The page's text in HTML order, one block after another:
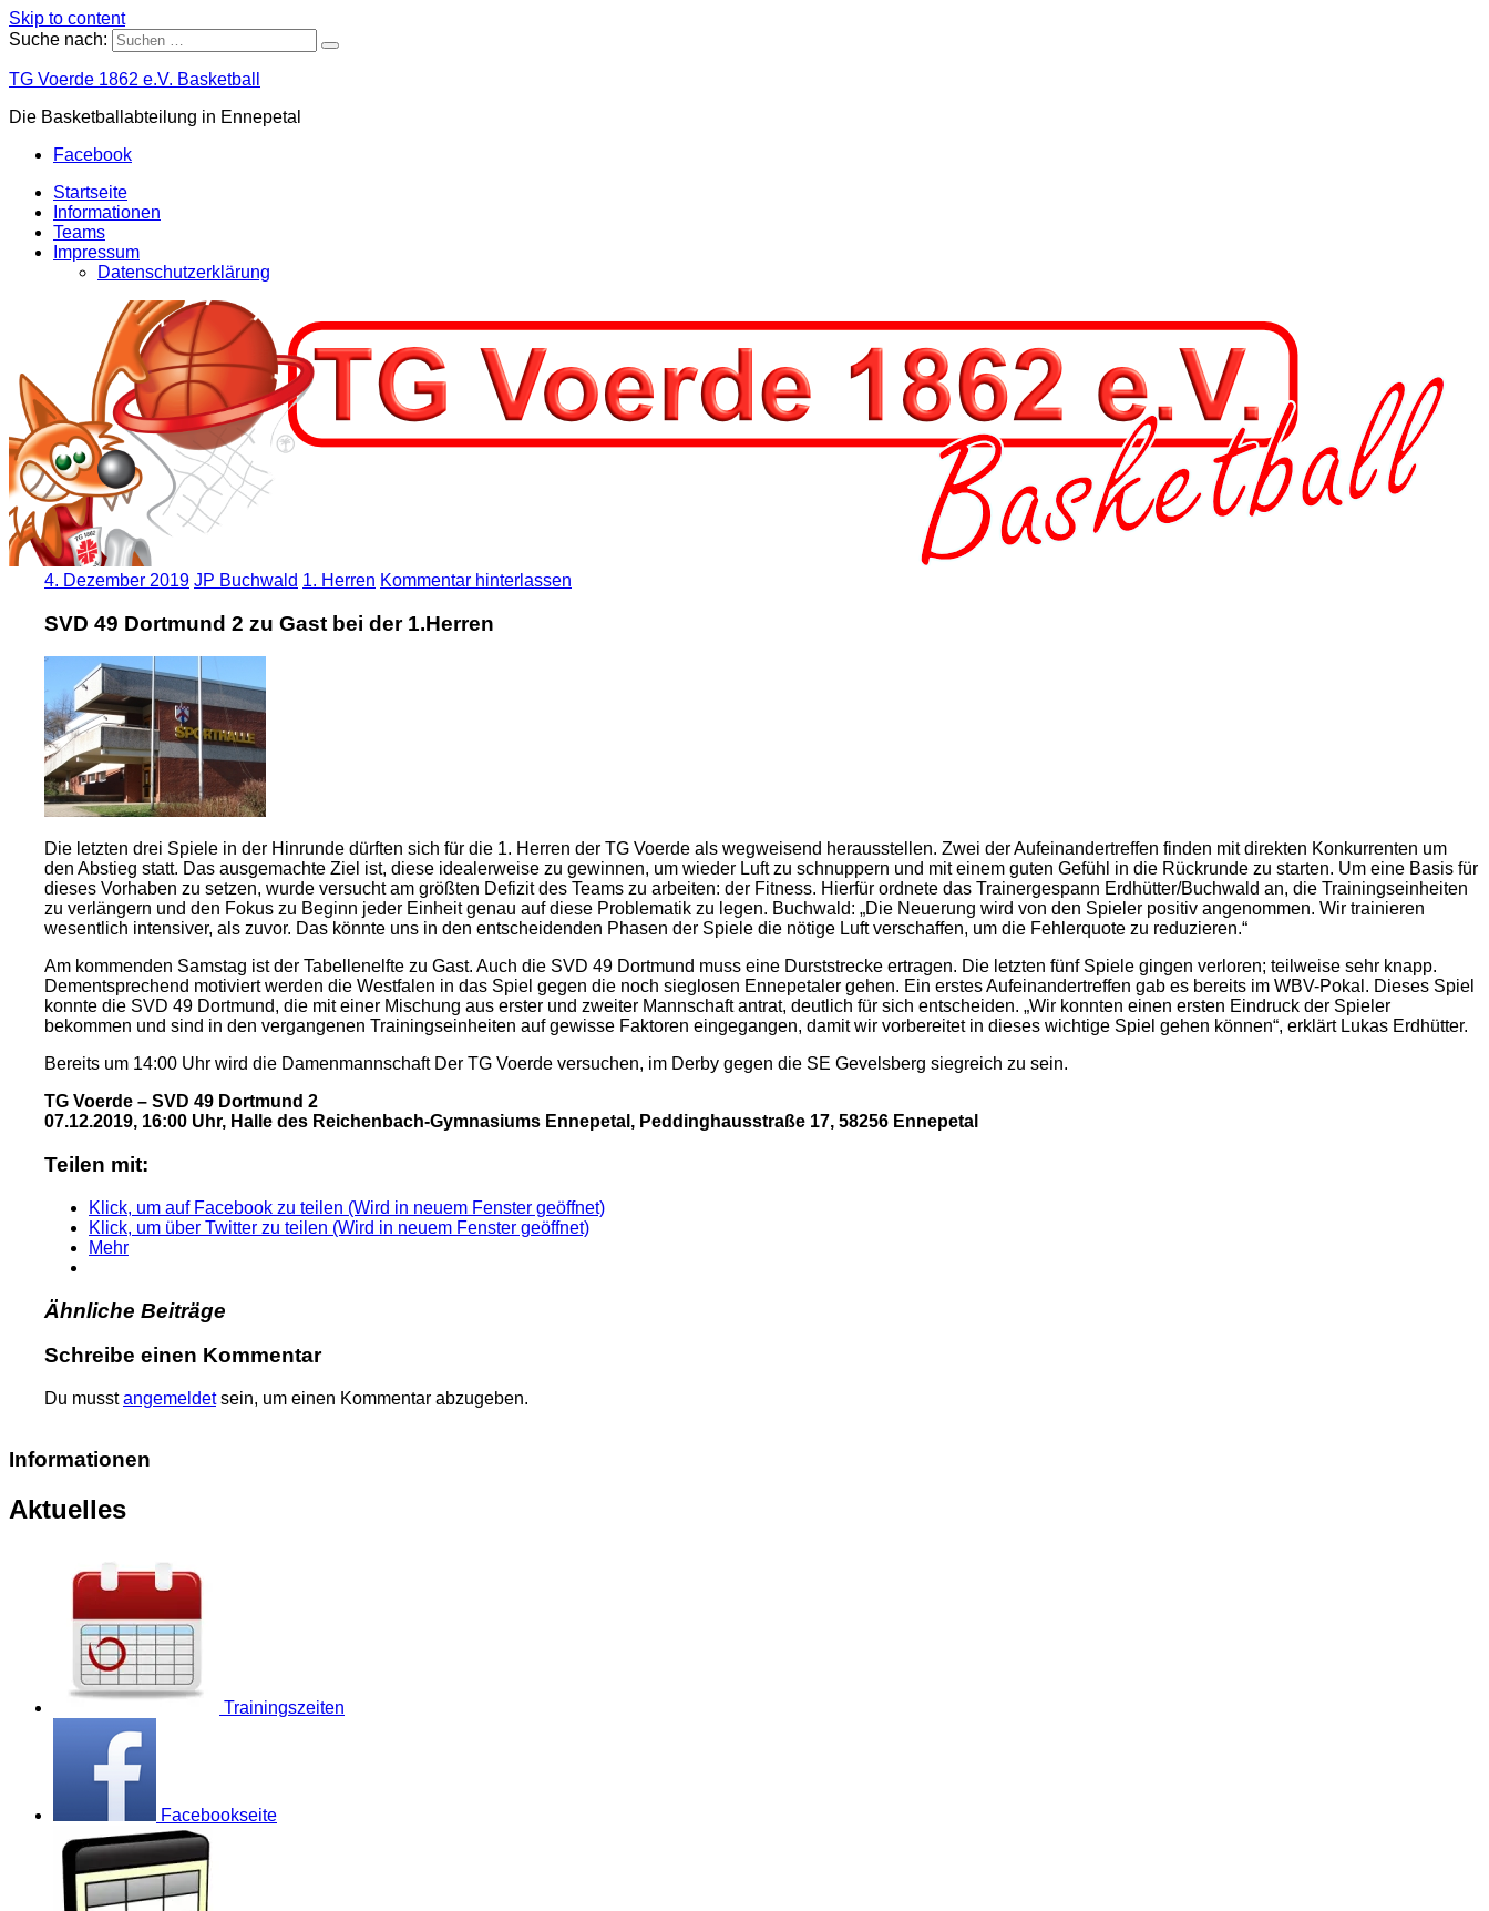
Skip to content
Suche nach:
TG Voerde 1862 e.V. Basketball
Die Basketballabteilung in Ennepetal
Facebook
Startseite
Informationen
Teams
Impressum
Datenschutzerklärung
4. Dezember 2019 JP Buchwald 1. Herren Kommentar hinterlassen
SVD 49 Dortmund 2 zu Gast bei der 1.Herren
Die letzten drei Spiele in der Hinrunde dürften sich für die 1. Herren der TG Voerde als wegweisend herausstellen. Zwei der Aufeinandertreffen finden mit direkten Konkurrenten um
den Abstieg statt. Das ausgemachte Ziel ist, diese idealerweise zu gewinnen, um wieder Luft zu schnuppern und mit einem guten Gefühl in die Rückrunde zu starten. Um eine Basis für
dieses Vorhaben zu setzen, wurde versucht am größten Defizit des Teams zu arbeiten: der Fitness. Hierfür ordnete das Trainergespann Erdhütter/Buchwald an, die Trainingseinheiten
zu verlängern und den Fokus zu Beginn jeder Einheit genau auf diese Problematik zu legen. Buchwald: „Die Neuerung wird von den Spieler positiv angenommen. Wir trainieren
wesentlich intensiver, als zuvor. Das könnte uns in den entscheidenden Phasen der Spiele die nötige Luft verschaffen, um die Fehlerquote zu reduzieren.“
Am kommenden Samstag ist der Tabellenelfte zu Gast. Auch die SVD 49 Dortmund muss eine Durststrecke ertragen. Die letzten fünf Spiele gingen verloren; teilweise sehr knapp.
Dementsprechend motiviert werden die Westfalen in das Spiel gegen die noch sieglosen Ennepetaler gehen. Ein erstes Aufeinandertreffen gab es bereits im WBV-Pokal. Dieses Spiel
konnte die SVD 49 Dortmund, die mit einer Mischung aus erster und zweiter Mannschaft antrat, deutlich für sich entscheiden. „Wir konnten einen ersten Eindruck der Spieler
bekommen und sind in den vergangenen Trainingseinheiten auf gewisse Faktoren eingegangen, damit wir vorbereitet in dieses wichtige Spiel gehen können“, erklärt Lukas Erdhütter.
Bereits um 14:00 Uhr wird die Damenmannschaft Der TG Voerde versuchen, im Derby gegen die SE Gevelsberg siegreich zu sein.
TG Voerde – SVD 49 Dortmund 2
07.12.2019, 16:00 Uhr, Halle des Reichenbach-Gymnasiums Ennepetal, Peddinghausstraße 17, 58256 Ennepetal
Teilen mit:
Klick, um auf Facebook zu teilen (Wird in neuem Fenster geöffnet)
Klick, um über Twitter zu teilen (Wird in neuem Fenster geöffnet)
Mehr
Ähnliche Beiträge
Schreibe einen Kommentar
Du musstangemeldetsein, um einen Kommentar abzugeben.
Informationen
Aktuelles
Trainingszeiten
Facebookseite